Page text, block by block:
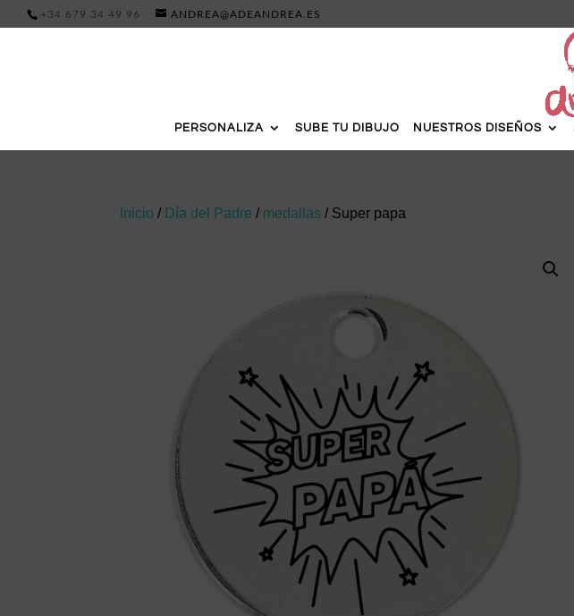
+34 679 34 49 96 ANDREA@ADEANDREA.ES
PERSONALIZA SUBE TU DIBUJO NUESTROS DISEÑOS
Inicio / Día del Padre / medallas / Super papa